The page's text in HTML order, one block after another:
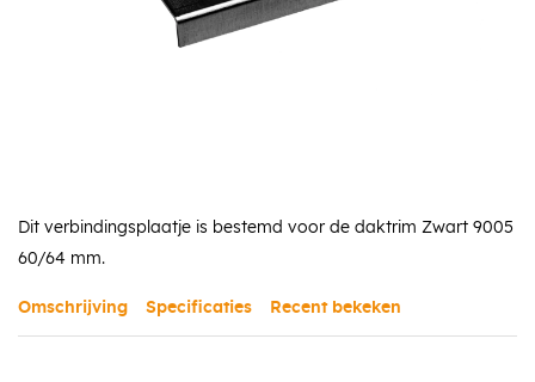
Dit verbindingsplaatje is bestemd voor de daktrim Zwart 9005
60/64 mm.
Omschrijving Specificaties Recent bekeken